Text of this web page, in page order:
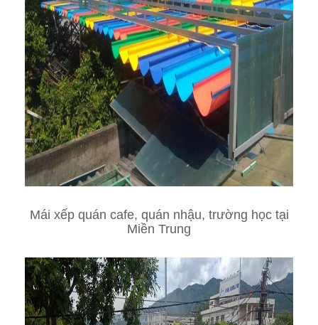
Mái xếp quán cafe, quán nhậu, trường học tại
Miền Trung